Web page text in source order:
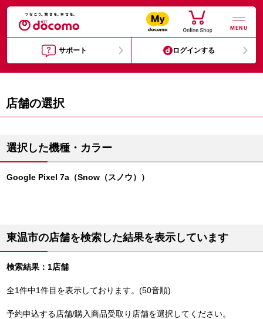
MENU
サポート ログインする
店舗の選択
選択した機種・カラー
Google Pixel 7a（Snow（スノウ））
東温市の店舗を検索した結果を表示しています
検索結果：1店舗
全1件中1件目を表示しております。(50音順)
予約申込する店舗/購入商品受取り店舗を選択してください。